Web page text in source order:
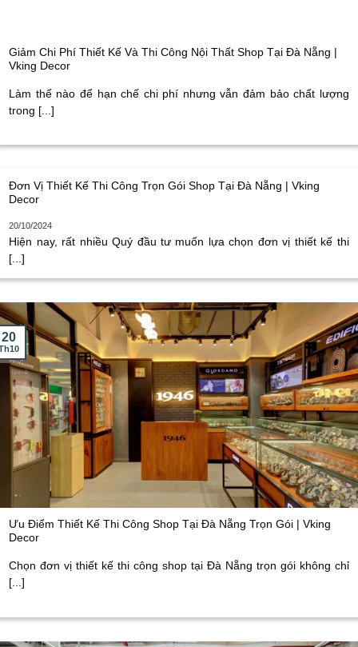
Giảm Chi Phí Thiết Kế Và Thi Công Nội Thất Shop Tại Đà Nẵng |
Vking Decor
Làm thế nào để hạn chế chi phí nhưng vẫn đảm bảo chất lượng
trong [...]
Đơn Vị Thiết Kế Thi Công Trọn Gói Shop Tại Đà Nẵng | Vking
Decor
20/10/2024
Hiện nay, rất nhiều Quý đầu tư muốn lựa chọn đơn vị thiết kế thi
[...]
Ưu Điểm Thiết Kế Thi Công Shop Tại Đà Nẵng Trọn Gói | Vking
Decor
Chọn đơn vị thiết kế thi công shop tại Đà Nẵng trọn gói không chỉ
[...]
20